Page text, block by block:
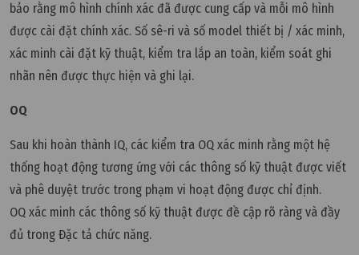
bảo rằng mô hình chính xác đã được cung cấp và mỗi mô hình
được cài đặt chính xác. Số sê-ri và số model thiết bị / xác minh,
xác minh cài đặt kỹ thuật, kiểm tra lắp an toàn, kiểm soát ghi
nhãn nên được thực hiện và ghi lại.
OQ
Sau khi hoàn thành IQ, các kiểm tra OQ xác minh rằng một hệ
thống hoạt động tương ứng với các thông số kỹ thuật được viết
và phê duyệt trước trong phạm vi hoạt động được chỉ định.
OQ xác minh các thông số kỹ thuật được đề cập rõ ràng và đầy
đủ trong Đặc tả chức năng.